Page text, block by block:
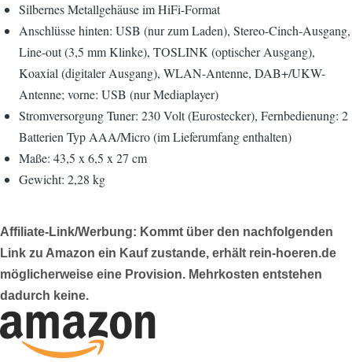
Silbernes Metallgehäuse im HiFi-Format
Anschlüsse hinten: USB (nur zum Laden), Stereo-Cinch-Ausgang,
Line-out (3,5 mm Klinke), TOSLINK (optischer Ausgang),
Koaxial (digitaler Ausgang), WLAN-Antenne, DAB+/UKW-
Antenne; vorne: USB (nur Mediaplayer)
Stromversorgung Tuner: 230 Volt (Eurostecker), Fernbedienung: 2
Batterien Typ AAA/Micro (im Lieferumfang enthalten)
Maße: 43,5 x 6,5 x 27 cm
Gewicht: 2,28 kg
Affiliate-Link/Werbung: Kommt über den nachfolgenden
Link zu Amazon ein Kauf zustande, erhält rein-hoeren.de
möglicherweise eine Provision. Mehrkosten entstehen
dadurch keine.